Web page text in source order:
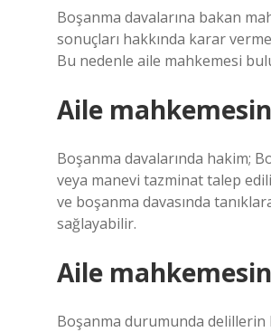
Boşanma davalarına bakan
sonuçları hakkında karar
Bu nedenle aile mahkemesi
Aile
Boşanma davalarında hakim;
veya manevi tazminat talep
ve boşanma davasında
sağlayabilir.
Aile
Boşanma durumunda delillerin